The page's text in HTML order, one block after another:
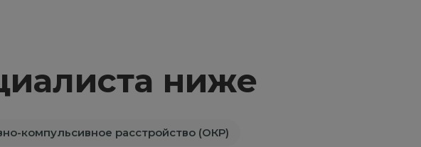
ниже
компульсивное расстройство (ОКР)